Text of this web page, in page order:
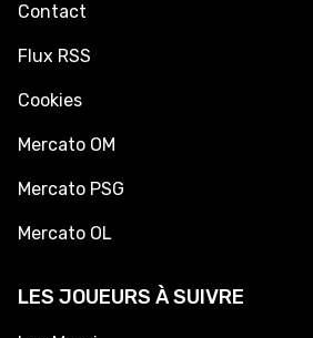
Contact
Flux RSS
Cookies
Mercato OM
Mercato PSG
Mercato OL
LES JOUEURS À SUIVRE